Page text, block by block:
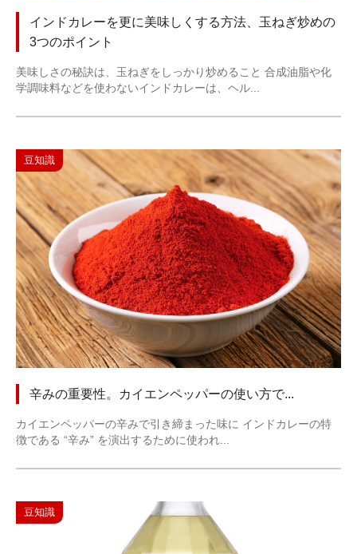
インドカレーを更に美味しくする方法、玉ねぎ炒めの
3つのポイント
美味しさの秘訣は、玉ねぎをしっかり炒めること 合成油脂や化
学調味料などを使わないインドカレーは、ヘル...
豆知識
辛みの重要性。カイエンペッパーの使い方で...
カイエンペッパーの辛みで引き締まった味に インドカレーの特
徴である “辛み” を演出するために使われ...
豆知識